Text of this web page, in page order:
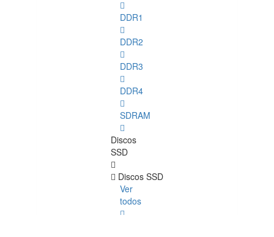
DDR1
DDR2
DDR3
DDR4
SDRAM
Discos
SSD
Discos SSD
Ver
todos